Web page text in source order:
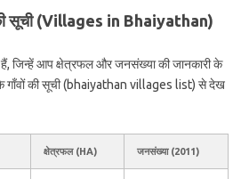
सूची (Villages in Bhaiyathan)
जिन्हें आप क्षेत्रफल और जनसंख्या की जानकारी के
गाँवों की सूची (bhaiyathan villages list) से देख
क्षेत्रफल (HA) जनसंख्या (2011)